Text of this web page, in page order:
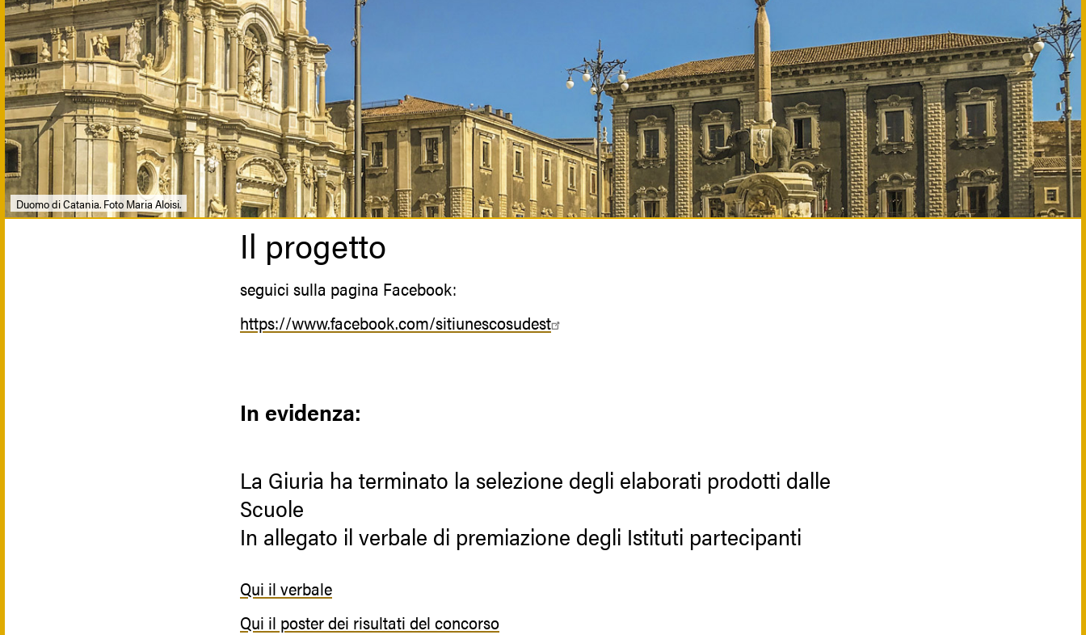
Duomo di Catania. Foto Maria Aloisi.
Il progetto
seguici sulla pagina Facebook:
https://www.facebook.com/sitiunescosudest
In evidenza:
La Giuria ha terminato la selezione degli elaborati prodotti dalle
Scuole
In allegato il verbale di premiazione degli Istituti partecipanti
Qui il verbale
Qui il poster dei risultati del concorso